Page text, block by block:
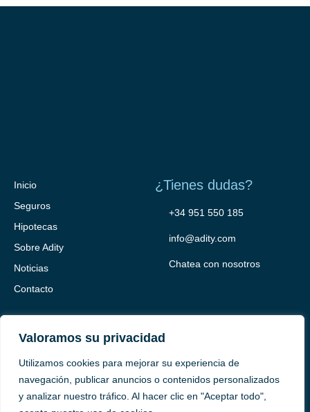
Valoramos su privacidad
Utilizamos cookies para mejorar su experiencia de
navegación, publicar anuncios o contenidos personalizados
y analizar nuestro tráfico. Al hacer clic en "Aceptar todo",
Inicio
Seguros
Hipotecas
Sobre Adity
Noticias
Contacto
¿Tienes dudas?
+34 951 550 185
info@adity.com
Chatea con nosotros